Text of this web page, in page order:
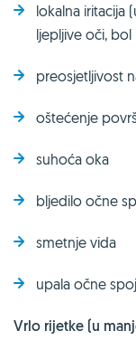
lokalna iritacija
ljepljive oči, bol
preosjetljivost
oštećenje
suhoća oka
bljedilo očne
smetnje vida
upala očne
Vrlo rijetke (u